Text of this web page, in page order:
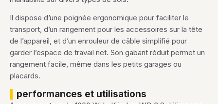
Il dispose d’une poignée ergonomique pour faciliter le
transport, d’un rangement pour les accessoires sur la tête
de l’appareil, et d’un enrouleur de câble simplifié pour
garder l’espace de travail net. Son gabarit réduit permet un
rangement facile, même dans les petits garages ou
placards.
performances et utilisations